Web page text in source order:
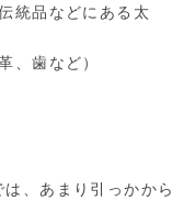
統品などにある太
、歯など）
、あまり引っかから